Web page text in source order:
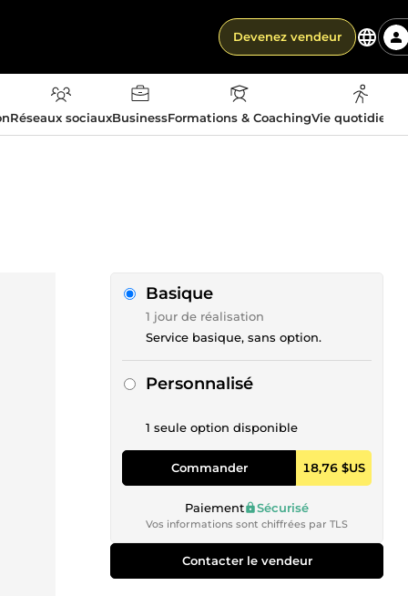
Devenez vendeur
Réseaux sociauxBusinessFormations & CoachingVie
Basique
1 jour de réalisation
Service basique, sans option.
Personnalisé
1 seule option disponible
Commander 18,76 $US
Paiement Sécurisé
Vos informations sont chiffrées par TLS
Contacter le vendeur